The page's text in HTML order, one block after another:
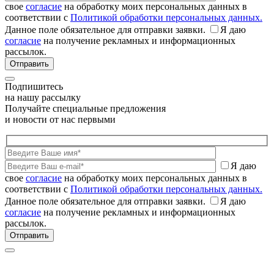
свое согласие на обработку моих персональных данных в
соответствии с Политикой обработки персональных данных.
Данное поле обязательное для отправки заявки.
Я даю
согласие на получение рекламных и информационных
рассылок.
Подпишитесь
на нашу рассылку
Получайте специальные предложения
и новости от нас первыми
Я даю
свое согласие на обработку моих персональных данных в
соответствии с Политикой обработки персональных данных.
Данное поле обязательное для отправки заявки.
Я даю
согласие на получение рекламных и информационных
рассылок.